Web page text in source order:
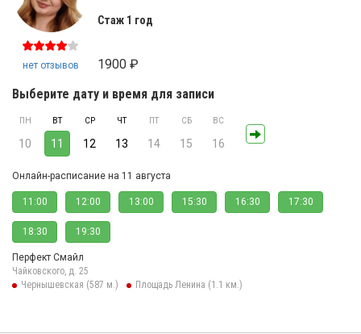
нет отзывов
Стаж 1 год
1900 ₽
Выберите дату и время для записи
ПН
10
ВТ
11
СР
12
ЧТ
13
ПТ
14
СБ
15
ВС
16
Онлайн-расписание на 11 августа
11:00 12:00 13:00 15:30 16:30 17:30
18:30 19:30
Перфект Смайл
Чайковского, д. 25
Чернышевская (587 м.)
Площадь Ленина (1.1 км.)